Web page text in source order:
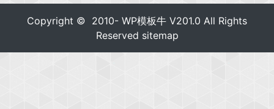
Copyright © 2010- WP模板牛 V201.0 All Rights
Reserved sitemap